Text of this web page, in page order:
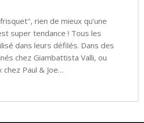
rien de mieux qu’une
super tendance ! Tous les
dans leurs défilés. Dans des
chez Giambattista Valli, ou
chez Paul & Joe…